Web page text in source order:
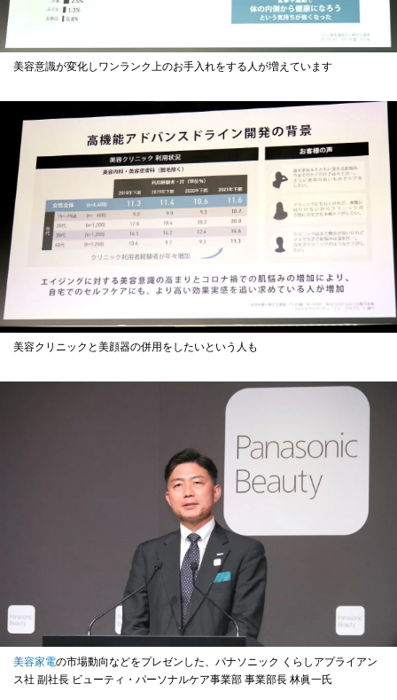
美容意識が変化しワンランク上のお手入れをする人が増えています
美容クリニックと美顔器の併用をしたいという人も
美容家電の市場動向などをプレゼンした、パナソニック くらしアプライアン
ス社 副社長 ビューティ・パーソナルケア事業部 事業部長 林眞一氏